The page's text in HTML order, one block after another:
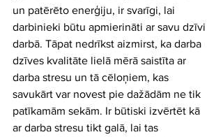
un patērēto enerģiju, ir svarīgi, lai
darbinieki būtu apmierināti ar savu dzīvi
darbā. Tāpat nedrīkst aizmirst, ka darba
dzīves kvalitāte lielā mērā saistīta ar
darba stresu un tā cēloņiem, kas
savukārt var novest pie dažādām ne tik
patīkamām sekām. Ir būtiski izvērtēt kā
ar darba stresu tikt galā, lai tas